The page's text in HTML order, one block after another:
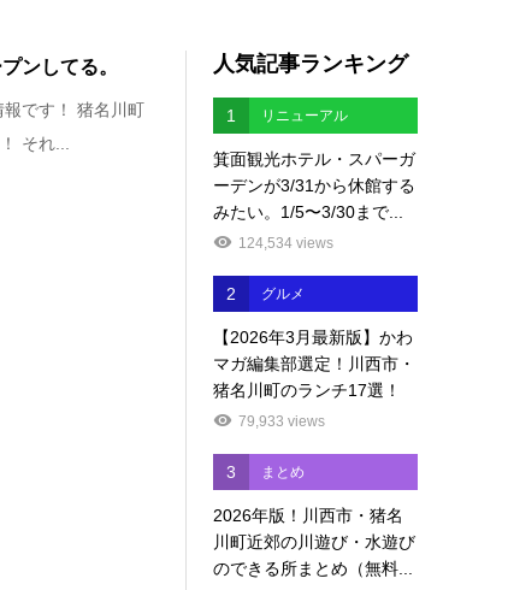
ンしてる。
です！ 猪名川町
それ...
人気記事ランキング
1 リニューアル
箕面観光ホテル・スパーガ
ーデンが3/31から休館する
みたい。1/5〜3/30まで...
124,534 views
2 グルメ
【2026年3月最新版】かわ
マガ編集部選定！川西市・
猪名川町のランチ17選！
79,933 views
3 まとめ
2026年版！川西市・猪名
川町近郊の川遊び・水遊び
のできる所まとめ（無料...